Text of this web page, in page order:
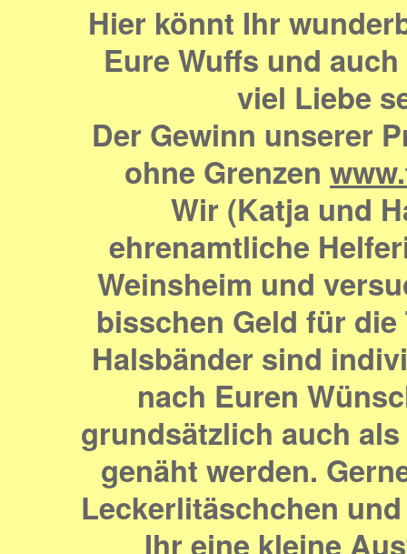
Hier könnt Ihr
Eure Wuffs und
viel Liebe
Der Gewinn unserer
ohne Grenzen
Wir (Katja und
ehrenamtliche
Weinsheim und
bisschen Geld für die
Halsbänder sind
nach Euren
grundsätzlich auch
genäht werden.
Leckerlitäschchen
Ihr eine kleine